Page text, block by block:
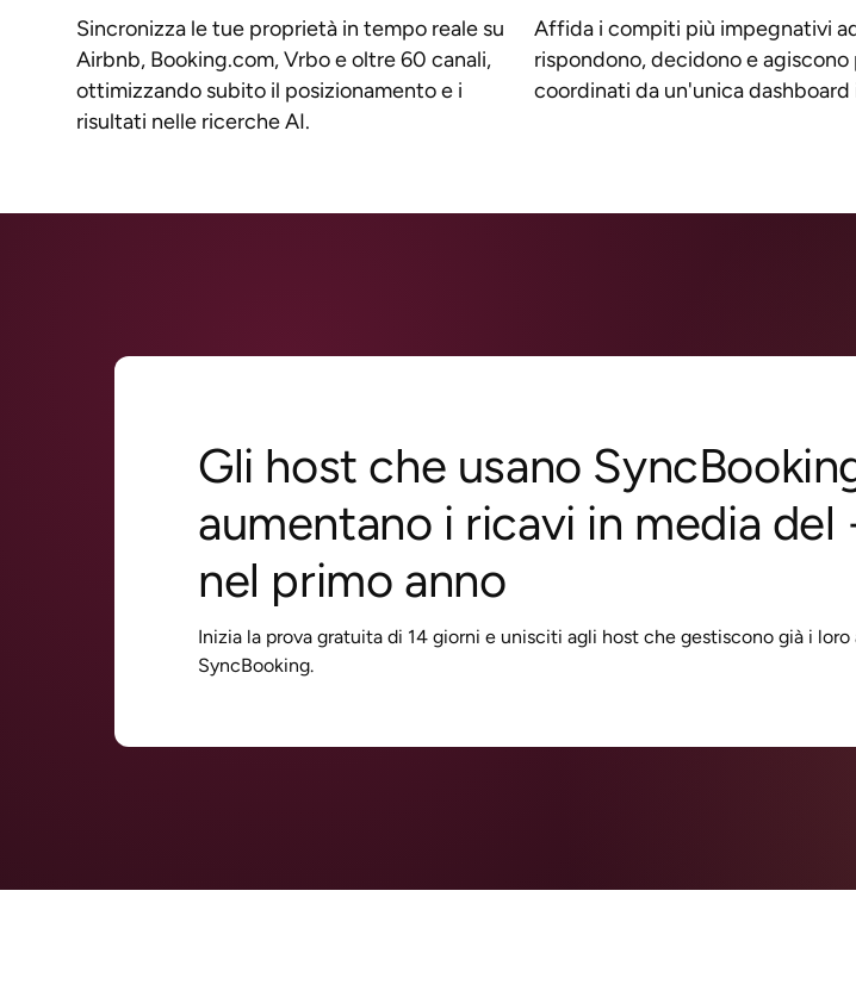
Sincronizza le tue proprietà in tempo reale su
Airbnb, Booking.com, Vrbo e oltre 60 canali,
ottimizzando subito il posizionamento e i
risultati nelle ricerche AI.
Affida i compiti più impegnativi
rispondono, decidono e
coordinati da un'unica
Gli host che usano
aumentano i ricavi in media del
nel primo anno
Inizia la prova gratuita di 14 giorni e unisciti agli host che gestiscono già i
SyncBooking.